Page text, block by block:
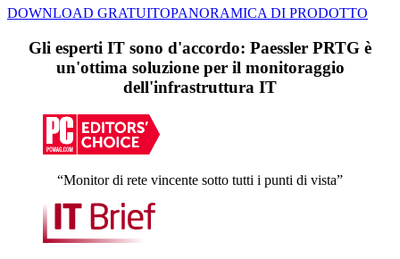
DOWNLOAD GRATUITOPANORAMICA DI PRODOTTO
Gli esperti IT sono d'accordo: Paessler PRTG è
un'ottima soluzione per il monitoraggio
dell'infrastruttura IT
“Monitor di rete vincente sotto tutti i punti di vista”